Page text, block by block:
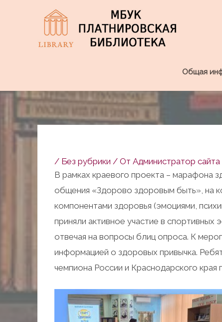
содержимому
Общая
/ Без рубрики / От Администратор сайта
В рамках краевого проекта – марафона
общения «Здорово здоровым быть», на
компонентами здоровья (эмоциями,
приняли активное участие в
отвечая на вопросы блиц опроса. К
информацией о здоровых привычка.
чемпиона России и Краснодарского
Навигация
записям